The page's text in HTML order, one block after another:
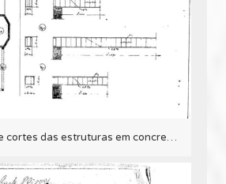
2 - Planta baixa e cortes das estruturas em concreto armado.